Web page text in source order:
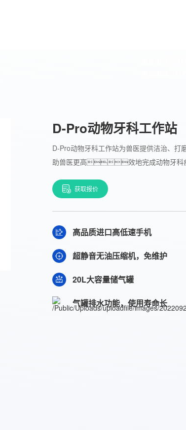
D-Pro动物牙科工作站
D-Pro动物牙科工作站为兽医提供洁治、打
助兽医更高效地完成动物牙科疾
获取报价
高品质进口高低速手机
超静音无油压缩机，免维护
20L大容量储气罐
气罐排水功能，使用寿命长